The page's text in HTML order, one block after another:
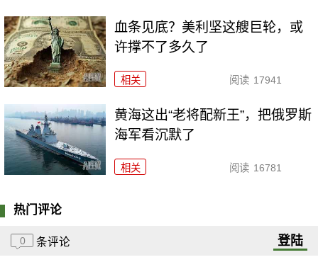
血条见底？美利坚这艘巨轮，或
许撑不了多久了
相关 阅读 17941
黄海这出“老将配新王”，把俄罗斯
海军看沉默了
相关 阅读 16781
热门评论
0 条评论 登陆